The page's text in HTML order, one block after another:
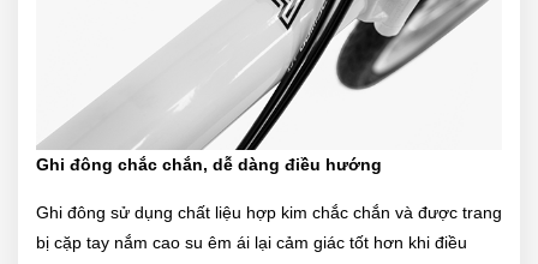
Ghi đông chắc chắn, dễ dàng điều hướng
Ghi đông sử dụng chất liệu hợp kim chắc chắn và được trang
bị cặp tay nắm cao su êm ái lại cảm giác tốt hơn khi điều